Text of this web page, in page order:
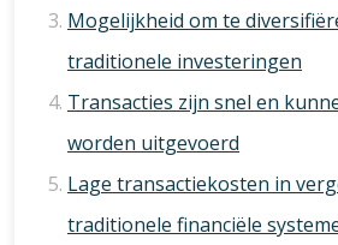
Mogelijkheid om te
traditionele investeringen
Transacties zijn snel en
worden uitgevoerd
Lage transactiekosten in
traditionele financiële